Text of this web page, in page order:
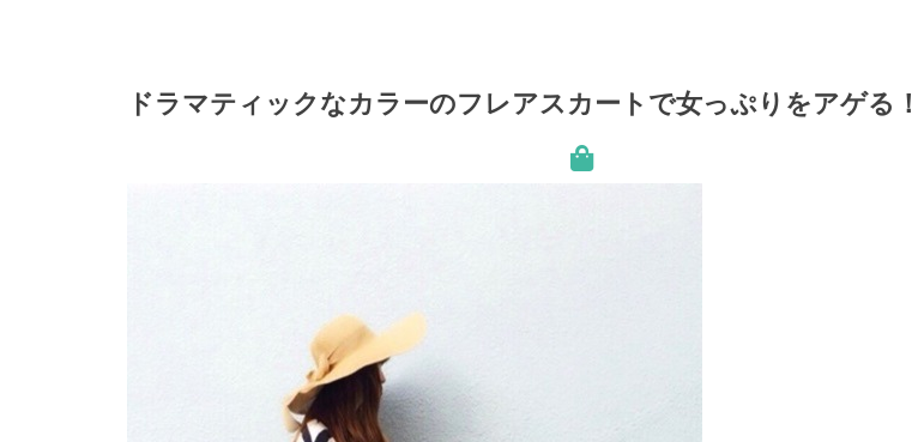
ドラマティックなカラーのフレアスカートで女っぷりをアゲる！